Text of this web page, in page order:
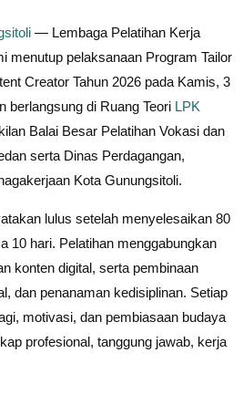
— Lembaga Pelatihan Kerja
menutup pelaksanaan Program Tailor
Creator Tahun 2026 pada Kamis, 3
berlangsung di Ruang Teori LPK
Balai Besar Pelatihan Vokasi dan
serta Dinas Perdagangan,
Kota Gunungsitoli.
lulus setelah menyelesaikan 80
10 hari. Pelatihan menggabungkan
konten digital, serta pembinaan
dan penanaman kedisiplinan. Setiap
motivasi, dan pembiasaan budaya
profesional, tanggung jawab, kerja